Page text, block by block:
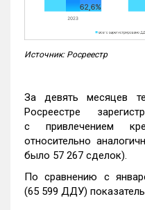
Источник: Росреестр
За девять месяцев
Росреестре
с привлечением
относительно
было 57 267 сделок).
По сравнению с
(65 599 ДДУ)